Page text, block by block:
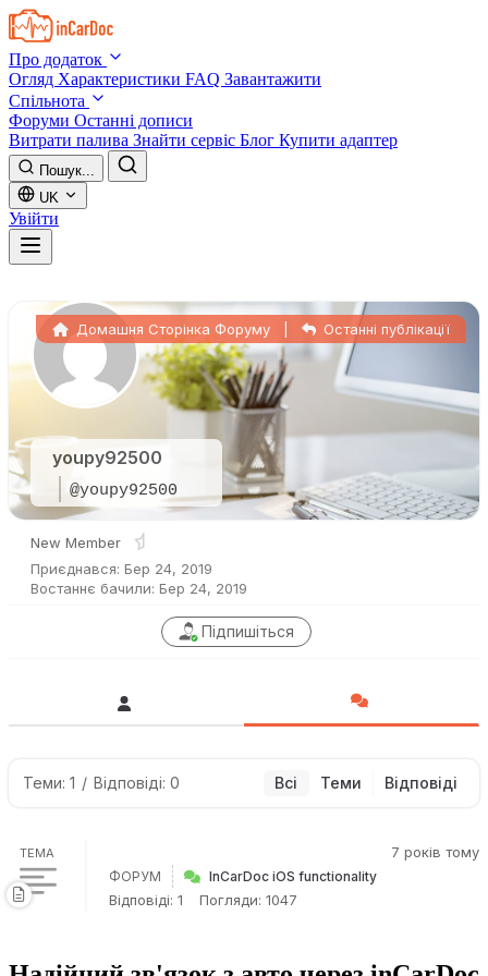
Skip to main content
Про додаток
Огляд Характеристики FAQ Завантажити
Спільнота
Форуми Останні дописи
Витрати палива Знайти сервіс Блог Купити адаптер
Пошук...
UK
Увійти
youpy92500
@youpy92500
Домашня Сторінка Форуму Останні публікації
New Member
Приєднався: Бер 24, 2019
Востаннє бачили: Бер 24, 2019
Підпишіться
Теми: 1 / Відповіді: 0 Всі Теми Відповіді
ТЕМА 7 років тому
ФОРУМ InCarDoc iOS functionality
Відповіді: 1 Погляди: 1047